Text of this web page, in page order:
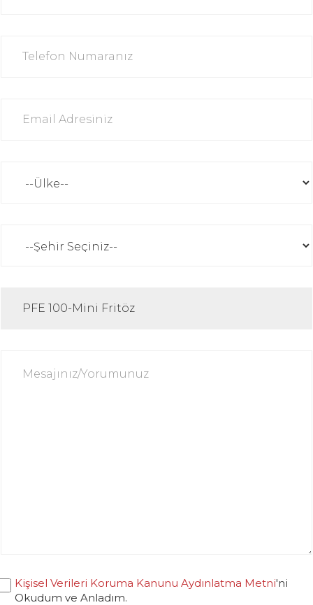
Kişisel Verileri Koruma Kanunu Aydınlatma Metni'ni
Okudum ve Anladım.